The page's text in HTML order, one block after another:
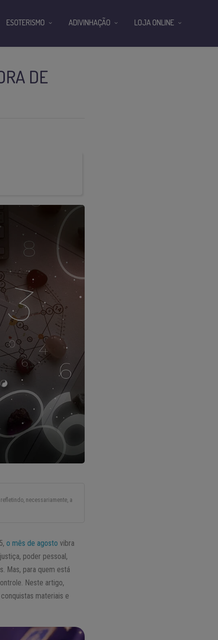
DE
necessariamente, a
o mês de agosto vibra
poder pessoal,
Mas, para quem está
Neste artigo,
materiais e
ESOTERISMO ADIVINHAÇÃO LOJA ONLINE